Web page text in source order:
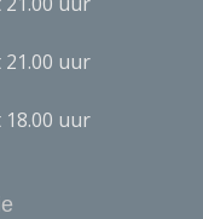
uur
uur